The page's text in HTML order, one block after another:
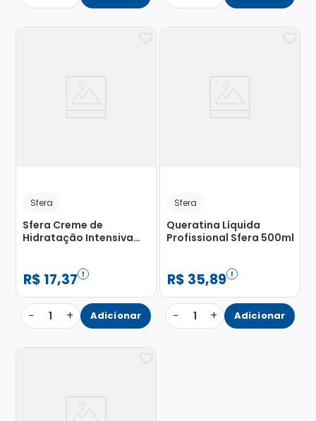
Sfera
Sfera Creme de
Hidratação Intensiva
R$ 17,37
− 1 + Adicionar
Sfera
Queratina Líquida
Profissional Sfera 500ml
R$ 35,89
− 1 + Adicionar